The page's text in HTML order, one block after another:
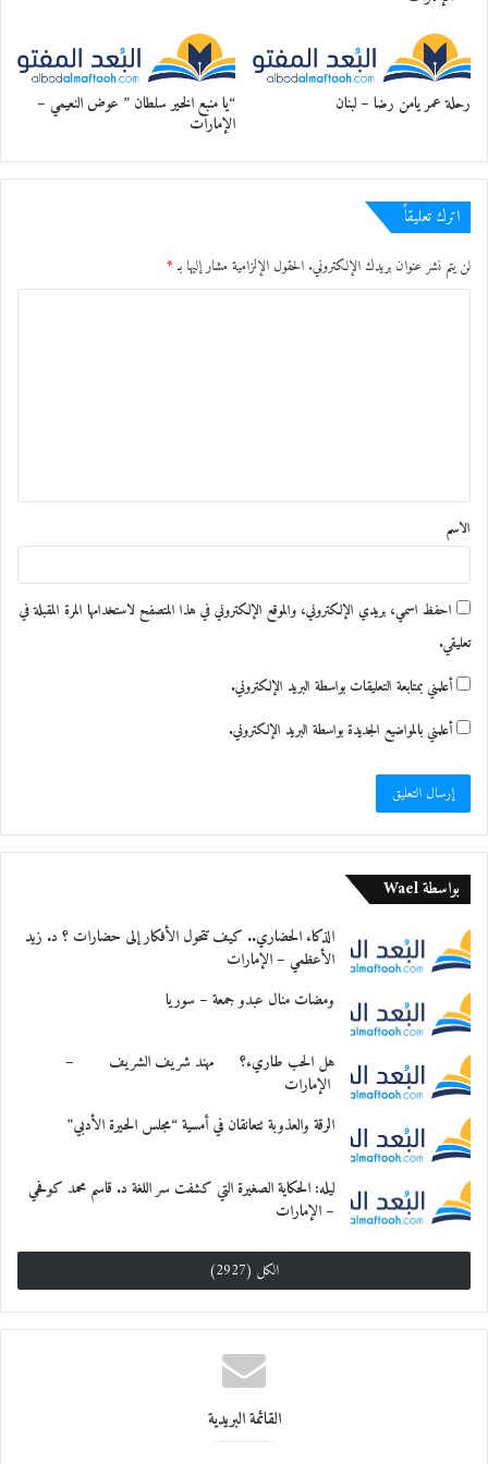
عند بيته ادفنوا قبري بثباتِ
يعل موتي قبل موته فالمنيّه
ويعل عمره يطول ويتم بهاتي
معجب بهذه:
رحلة عمر يامن رضا – لبنان “يا منبع الخير سلطان ” عوض النعيمي –
الإمارات
اترك تعليقاً
لن يتم نشر عنوان بريدك الإلكتروني. الحقول الإلزامية مشار إليها بـ*
ق
*
الاسم
احفظ اسمي، بريدي الإلكتروني، والموقع الإلكتروني في هذا المتصفح لاستخدامها المرة المقبلة في
تعليقي.
أعلمني بمتابعة التعليقات بواسطة البريد الإلكتروني.
أعلمني بالمواضيع الجديدة بواسطة البريد الإلكتروني.
بواسطة Wael
الذكاء الحضاري.. كيف تتحول الأفكار إلى حضارات ؟ د. زيد
الأعظمي – الإمارات
ومضات منال عبدو جمعة – سوريا
هل الحب طاريء؟ مهند شريف الشريف –
الإمارات
الرقة والعذوبة تتعانقان في أمسية “مجلس الحيرة الأدبي”
ليله: الحكاية الصغيرة التي كشفت سر اللغة د. قاسم محمد كوفحي
– الإمارات
الكل (2927)
القائمة البريدية